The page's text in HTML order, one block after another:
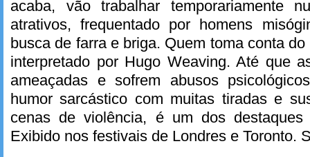
acaba, vão trabalhar temporariamente
atrativos, frequentado por homens
busca de farra e briga. Quem toma conta
interpretado por Hugo Weaving. Até que
ameaçadas e sofrem abusos
humor sarcástico com muitas tiradas e
cenas de violência, é um dos
Exibido nos festivais de Londres e Toronto.